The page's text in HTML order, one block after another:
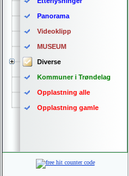
Panorama
Videoklipp
MUSEUM
Diverse
Kommuner i Trøndelag
Opplastning alle
Opplastning gamle